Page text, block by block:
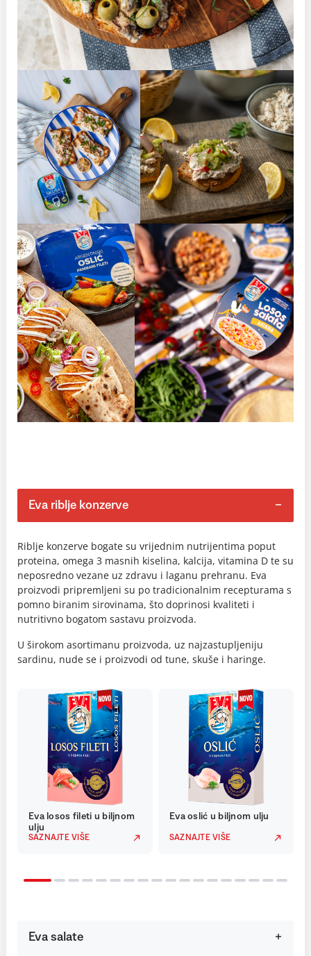
Eva riblje konzerve
Riblje konzerve bogate su vrijednim nutrijentima poput
proteina, omega 3 masnih kiselina, kalcija, vitamina D te su
neposredno vezane uz zdravu i laganu prehranu. Eva
proizvodi pripremljeni su po tradicionalnim recepturama s
pomno biranim sirovinama, što doprinosi kvaliteti i
nutritivno bogatom sastavu proizvoda.
U širokom asortimanu proizvoda, uz najzastupljeniju
sardinu, nude se i proizvodi od tune, skuše i haringe.
Eva losos fileti u biljnom
ulju
SAZNAJTE VIŠE
Eva oslić u biljnom ulju
SAZNAJTE VIŠE
Eva salate